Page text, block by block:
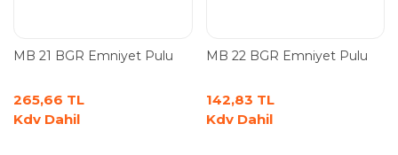
MB 21 BGR Emniyet Pulu
265,66 TL
Kdv Dahil
MB 22 BGR Emniyet Pulu
142,83 TL
Kdv Dahil